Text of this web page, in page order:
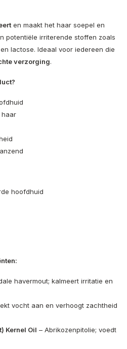
en maakt het haar soepel en
potentiële irriterende stoffen zoals
lactose. Ideaal voor iedereen die
verzorging.
haar
hoofdhuid
havermout; kalmeert irritatie en
vocht aan en verhoogt zachtheid
Kernel Oil – Abrikozenpitolie; voedt